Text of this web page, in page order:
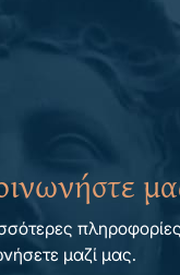
μαζί μας.